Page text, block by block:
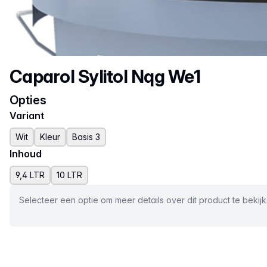
Productnaam
Caparol Sylitol Nqg We1
Opties
Variant
Wit Kleur Basis 3
Inhoud
9,4 LTR 10 LTR
Selecteer een optie om meer details over dit product te